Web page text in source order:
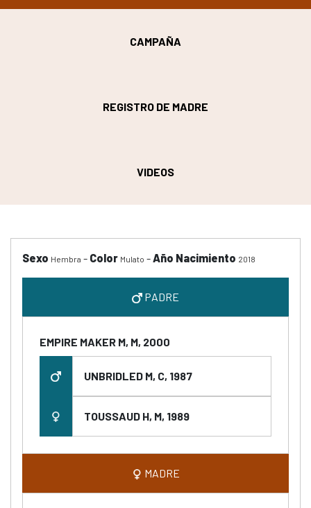
CAMPAÑA
REGISTRO DE MADRE
VIDEOS
Sexo Hembra - Color Mulato -Año Nacimiento 2018
PADRE
EMPIRE MAKER M, M, 2000
UNBRIDLED M, C, 1987
TOUSSAUD H, M, 1989
MADRE